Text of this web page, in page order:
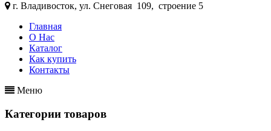
г. Владивосток, ул. Снеговая 109, строение 5
Главная
О Нас
Каталог
Как купить
Контакты
Меню
Категории товаров